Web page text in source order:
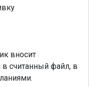
вносит
считанный файл, в